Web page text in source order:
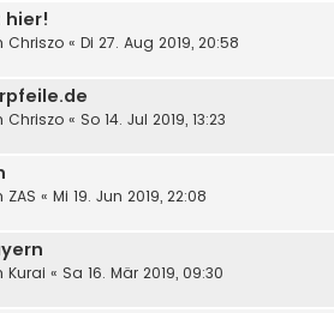
hier!
Chriszo « Di 27. Aug 2019, 20:58
Chriszo « So 14. Jul 2019, 13:23
ZAS « Mi 19. Jun 2019, 22:08
Kurai « Sa 16. Mär 2019, 09:30